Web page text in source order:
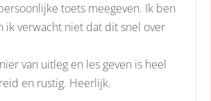
toets meegeven. Ik ben
ik verwacht niet dat dit snel over
van uitleg en les geven is heel
en rustig. Heerlijk.